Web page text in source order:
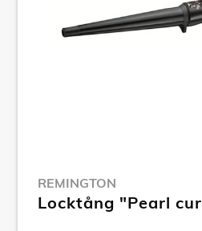
REMINGTON
Locktång "Pearl